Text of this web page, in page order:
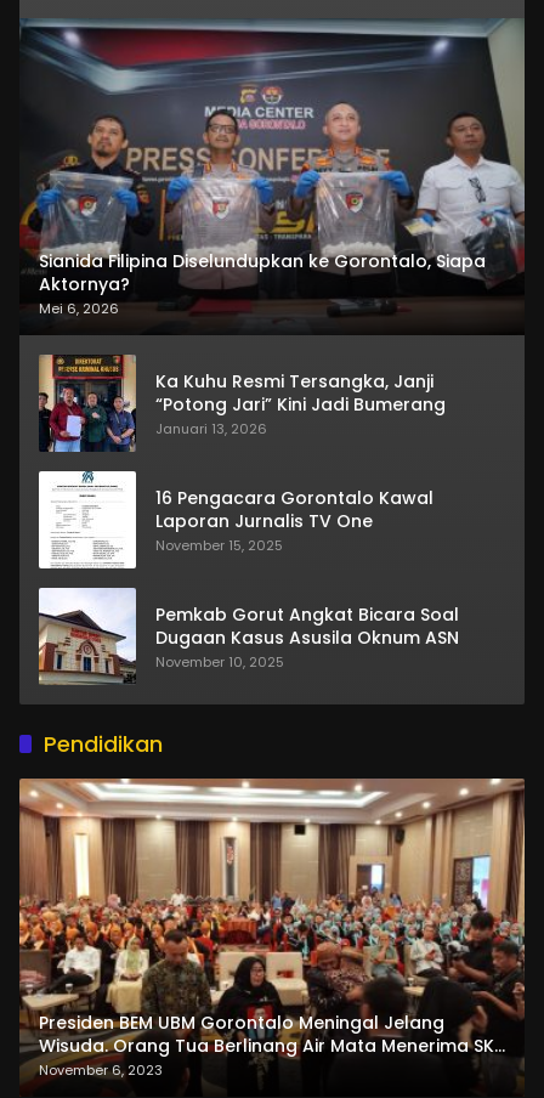
Sianida Filipina Diselundupkan ke Gorontalo, Siapa
Aktornya?
Mei 6, 2026
Ka Kuhu Resmi Tersangka, Janji
“Potong Jari” Kini Jadi Bumerang
Januari 13, 2026
16 Pengacara Gorontalo Kawal
Laporan Jurnalis TV One
November 15, 2025
Pemkab Gorut Angkat Bicara Soal
Dugaan Kasus Asusila Oknum ASN
November 10, 2025
Pendidikan
Presiden BEM UBM Gorontalo Meningal Jelang
Wisuda. Orang Tua Berlinang Air Mata Menerima SKL
dan Pemasangan Salempang
November 6, 2023